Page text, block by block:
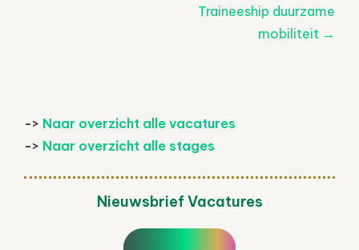
Traineeship duurzame
mobiliteit →
-> Naar overzicht alle vacatures
-> Naar overzicht alle stages
Nieuwsbrief Vacatures